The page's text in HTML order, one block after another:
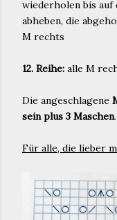
wiederholen bis auf
abheben, die
M rechts
12. Reihe: alle M
Die angeschlagene
sein plus 3 Maschen.
Für alle, die lieber